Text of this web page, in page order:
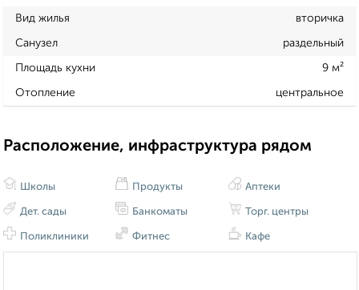
Вид жилья вторичка
Санузел раздельный
Площадь кухни 9 м²
Отопление центральное
Расположение, инфраструктура рядом
Школы
Дет. сады
Поликлиники
Продукты
Банкоматы
Фитнес
Аптеки
Торг. центры
Кафе